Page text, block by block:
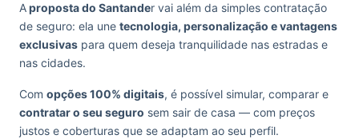
Aproposta do Santander vai além da simples contratação
de seguro: ela une tecnologia, personalização e vantagens
exclusivas para quem deseja tranquilidade nas estradas e
nas cidades.
Com opções 100% digitais, é possível simular, comparar e
contratar o seu seguro sem sair de casa — com preços
justos e coberturas que se adaptam ao seu perfil.